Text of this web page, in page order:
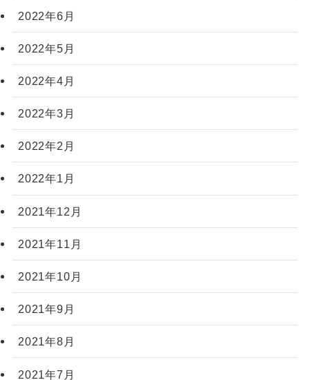
2022年6月
2022年5月
2022年4月
2022年3月
2022年2月
2022年1月
2021年12月
2021年11月
2021年10月
2021年9月
2021年8月
2021年7月